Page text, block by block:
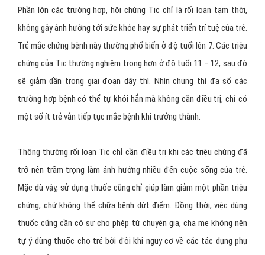
Phần lớn các trường hợp, hội chứng Tic chỉ là rối loạn tạm thời,
không gây ảnh hưởng tới sức khỏe hay sự phát triển trí tuệ của trẻ.
Trẻ mắc chứng bệnh này thường phổ biến ở độ tuổi lên 7. Các triệu
chứng của Tic thường nghiêm trọng hơn ở độ tuổi 11 – 12, sau đó
sẽ giảm dần trong giai đoạn dậy thì. Nhìn chung thì đa số các
trường hợp bệnh có thể tự khỏi hẳn mà không cần điều trị, chỉ có
một số ít trẻ vẫn tiếp tục mắc bệnh khi trưởng thành.
Thông thường rối loạn Tic chỉ cần điều trị khi các triệu chứng đã
trở nên trầm trọng làm ảnh hưởng nhiều đến cuộc sống của trẻ.
Mặc dù vậy, sử dụng thuốc cũng chỉ giúp làm giảm một phần triệu
chứng, chứ không thể chữa bệnh dứt điểm. Đồng thời, việc dùng
thuốc cũng cần có sự cho phép từ chuyên gia, cha mẹ không nên
tự ý dùng thuốc cho trẻ bởi đôi khi nguy cơ về các tác dụng phụ